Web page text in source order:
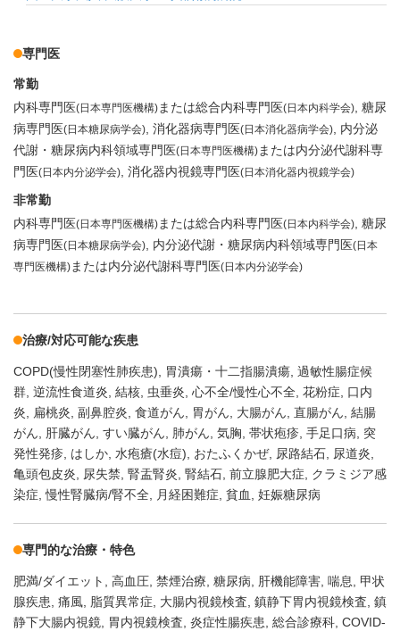
専門医
常勤
内科専門医(日本専門医機構) または総合内科専門医(日本内科学会) 糖尿
病専門医(日本糖尿病学会) 消化器病専門医(日本消化器病学会)
内分泌
代謝・糖尿病内科領域専門医(日本専門医機構) または内分泌代謝科専
門医(日本内分泌学会) 消化器内視鏡専門医(日本消化器内視鏡学会)
非常勤
内科専門医(日本専門医機構) または総合内科専門医(日本内科学会) 糖尿
病専門医(日本糖尿病学会) 内分泌代謝・糖尿病内科領域専門医(日本
専門医機構) または内分泌代謝科専門医(日本内分泌学会)
治療/対応可能な疾患
COPD(慢性閉塞性肺疾患) 胃潰瘍・十二指腸潰瘍 過敏性腸症候
群 逆流性食道炎 結核 虫垂炎 心不全/慢性心不全 花粉症
口内
炎
扁桃炎 副鼻腔炎 食道がん 胃がん 大腸がん 直腸がん 結腸
がん
肝臓がん すい臓がん 肺がん 気胸 帯状疱疹 手足口病
突
発性発疹 はしか 水疱瘡(水痘) おたふくかぜ 尿路結石
尿道炎
亀頭包皮炎
尿失禁 腎盂腎炎 腎結石 前立腺肥大症
クラミジア感
染症 慢性腎臓病/腎不全 月経困難症 貧血 妊娠糖尿病
専門的な治療・特色
肥満/ダイエット 高血圧 禁煙治療 糖尿病 肝機能障害 喘息
甲状
腺疾患 痛風 脂質異常症 大腸内視鏡検査 鎮静下胃内視鏡検査 鎮
静下大腸内視鏡
胃内視鏡検査 炎症性腸疾患 総合診療科 COVID-